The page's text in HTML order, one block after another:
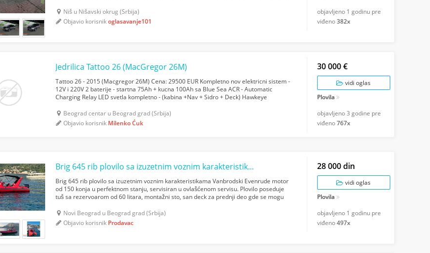
Niš u Nišavski okrug (Srbija)
Objavio korisnikoglasavanje101
objavljeno 1 godinu pre
viđeno382x
Jedrilica Tattoo 26 (MacGregor 26M)
Tattoo 26 - 2015 (Macgregor 26M) Cena: 29500 EUR Kompletno nov elektricni sistem -
12V i 220V 2 baterije - startna 75Ah + kucna 100Ah sa Blue Sea ACR - Automatic
Charging Relay LED svetla kompletno - (kabina +Nav + Sidro + Deck) Hawkeye
Beograd centar u Beograd grad (Srbija)
Objavio korisnik Milenko Ćuk
30 000 €
vidi oglas
Plovila
objavljeno3 godine pre
viđeno767x
Brig 645 rib plovilo sa izuzetnim voznim karakteristikama
Brig 645 rib plovilo sa izuzetnim voznim karakteristikama Vanbrodski Evenrude motor
od 150 konja u perfektnom stanju, servisiran u ovlašćenom servisu. Plovilo poseduje
tuš sa rezervoarom od 60 litara, montažni sto, san deck za prednji deo gde se mogu
Novi Beograd u Beograd grad (Srbija)
Objavio korisnik Prodavac
28 000 din
vidi oglas
Plovila
objavljeno 1 godinu pre
viđeno497x